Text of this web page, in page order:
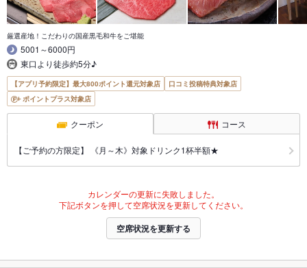
厳選産地！こだわりの国産黒毛和牛をご堪能
5001～6000円
東口より徒歩約5分♪
【アプリ予約限定】最大800ポイント還元対象店
口コミ投稿特典対象店
ポイントプラス対象店
クーポン コース
【ご予約の方限定】 《月～木》対象ドリンク1杯半額★
カレンダーの更新に失敗しました。
下記ボタンを押して空席状況を更新してください。
空席状況を更新する